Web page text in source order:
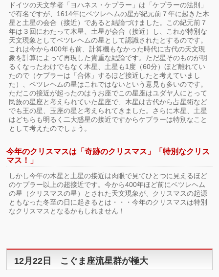
ドイツの天文学者「ヨハネス・ケプラー」は「ケプラーの法則」
で有名ですが、1614年にベツレヘムの星が紀元前７年に起きた木
星と土星の会合（接近）であると結論づけました。この紀元前７
年は３回にわたって木星、土星が会合（接近）し、これが特別な
天文現象としてベツレヘムの星として認識されたとするのです。
これは今から400年も前、計算機もなかった時代に古代の天文現
象を計算によって再現した貴重な結論です。ただ星そのものが明
るくなったわけでもなく木星、土星も1度（60分）ほど離れてい
たので（ケプラーは「合体」するほど接近したと考えていまし
た）、ベツレヘムの星はこれではないという意見も多いのです。
ただこの接近が起ったのはうお座でこの星座はユダヤ人にとって
民族の星座と考えられていた星座で、木星は古代から占星術など
でも王の星、玉座の星と考えられてきました。さらに木星、土星
はどちらも明るく二大惑星の接近ですからケプラーは特別なこと
として考えたのでしょう。
今年のクリスマスは「奇跡のクリスマス」「特別なクリス
マス！」
しかし今年の木星と土星の接近は肉眼で見てひとつに見えるほど
のケプラー以上の超接近です。今から400年ほど前にベツレヘム
の星（クリスマスの星）とされた天文現象が、クリスマスの起源
ともなった冬至の日に起きるとは・・・今年のクリスマスは特別
なクリスマスとなるかもしれません！
12月22日 こぐま座流星群が極大